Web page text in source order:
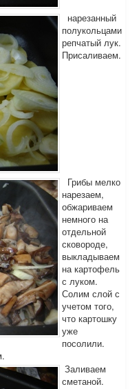
нарезанный
полукольцами
репчатый лук.
Присаливаем.
Грибы мелко
нарезаем,
обжариваем
немного на
отдельной
сковороде,
выкладываем
на картофель
с луком.
Солим слой с
учетом того,
что картошку
уже
посолили.
Заливаем
сметаной.